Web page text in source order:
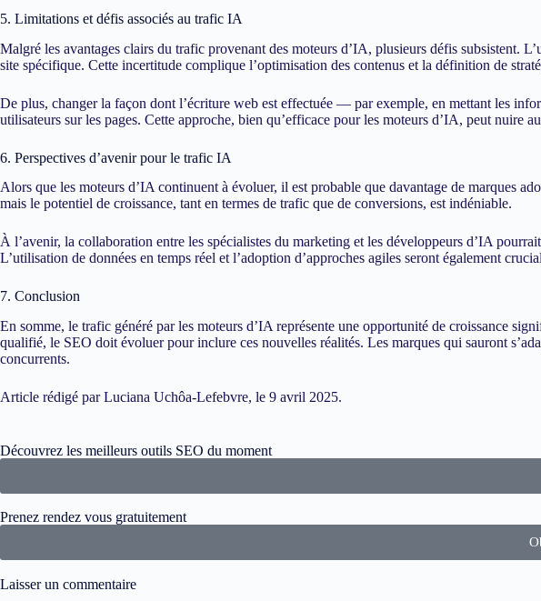
5. Limitations et défis associés au trafic IA
Malgré les avantages clairs du trafic provenant des moteurs d’IA, plusieurs défis subsistent.
site spécifique. Cette incertitude complique l’optimisation des contenus et la définition de
De plus, changer la façon dont l’écriture web est effectuée — par exemple, en mettant les
utilisateurs sur les pages. Cette approche, bien qu’efficace pour les moteurs d’IA, peut nuire
6. Perspectives d’avenir pour le trafic IA
Alors que les moteurs d’IA continuent à évoluer, il est probable que davantage de marques
mais le potentiel de croissance, tant en termes de trafic que de conversions, est indéniable.
À l’avenir, la collaboration entre les spécialistes du marketing et les développeurs d’IA
L’utilisation de données en temps réel et l’adoption d’approches agiles seront également
7. Conclusion
En somme, le trafic généré par les moteurs d’IA représente une opportunité de croissance
qualifié, le SEO doit évoluer pour inclure ces nouvelles réalités. Les marques qui sauront
concurrents.
Article rédigé par Luciana Uchôa-Lefebvre, le 9 avril 2025.
Découvrez les meilleurs outils SEO du moment
Prenez rendez vous gratuitement
Laisser un commentaire